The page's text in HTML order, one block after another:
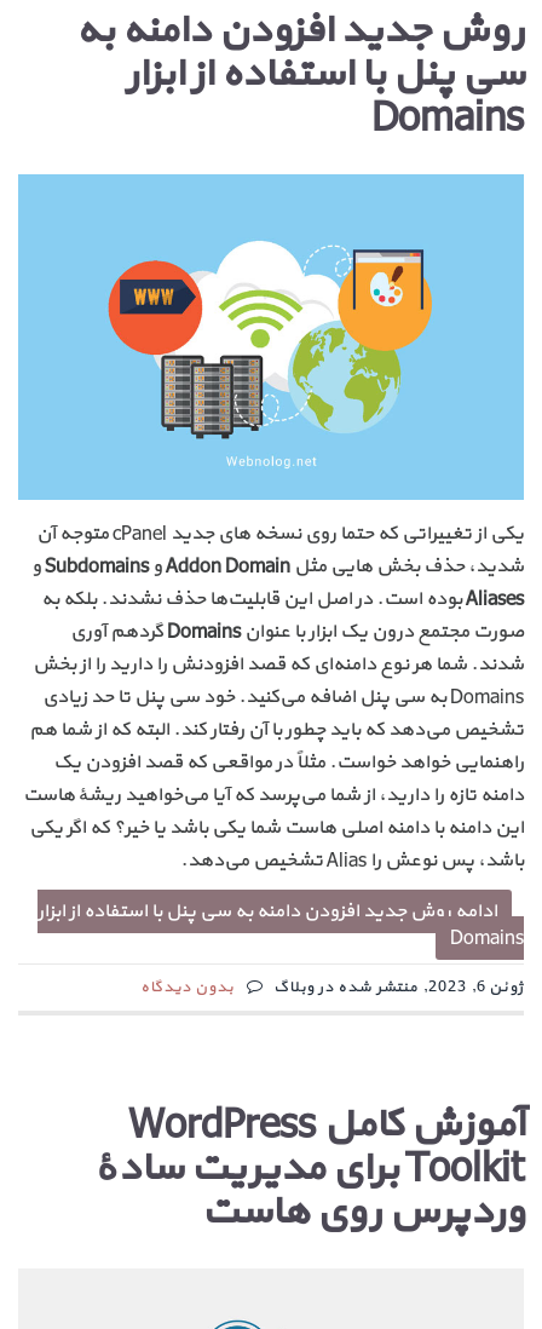
روش جدید افزودن دامنه به
سی پنل با استفاده از ابزار
Domains
یکی از تغییراتی که حتما روی نسخه های جدید cPanel متوجه آن
شدید، حذف بخش هایی مثل Addon DomainوSubdomainsو
Aliasesبوده است. در اصل این قابلیت‌ها حذف نشدند. بلکه به
صورت مجتمع درون یک ابزار با عنوانDomainsگردهم آوری
شدند. شما هر نوع دامنه‌ای که قصد افزودنش را دارید را از بخش
Domains به سی پنل اضافه می‌کنید. خود سی پنل تا حد زیادی
تشخیص می‌دهد که باید چطور با آن رفتار کند. البته که از شما هم
راهنمایی خواهد خواست. مثلاً در مواقعی که قصد افزودن یک
دامنه تازه را دارید، از شما می‌پرسد که آیا می‌خواهید ریشهٔ هاست
این دامنه با دامنه اصلی هاست شما یکی باشد یا خیر؟‌ که اگر یکی
باشد، پس نوعش را Alias تشخیص می‌دهد.
ادامه روش جدید افزودن دامنه به سی پنل با استفاده از ابزار
Domains
ژوئن 6, 2023, منتشر شده در وبلاگ بدون دیدگاه
آموزش کامل WordPress
Toolkit برای مدیریت سادهٔ
وردپرس روی هاست